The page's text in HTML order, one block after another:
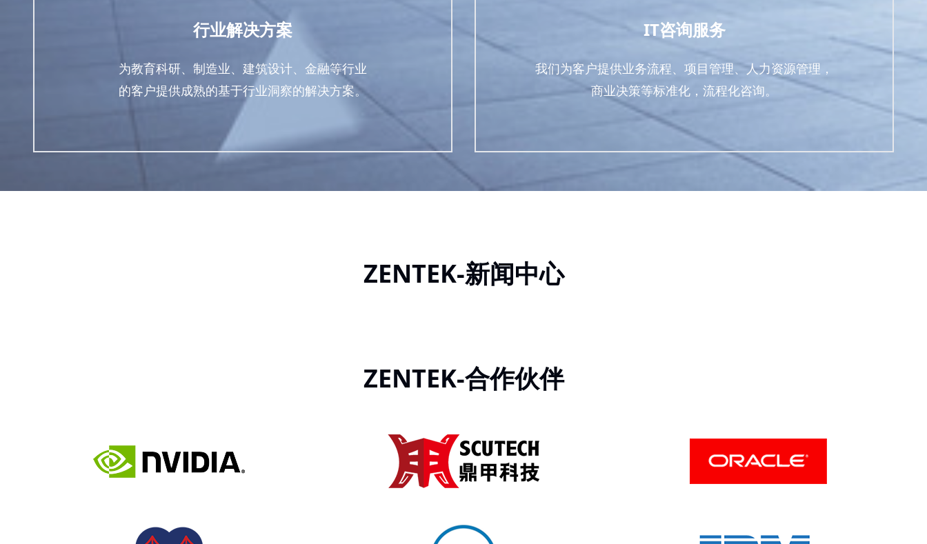
行业解决方案
为教育科研、制造业、建筑设计、金融等行业
的客户提供成熟的基于行业洞察的解决方案。
IT咨询服务
我们为客户提供业务流程、项目管理、人力资源管理，
商业决策等标准化，流程化咨询。
ZENTEK-新闻中心
ZENTEK-合作伙伴